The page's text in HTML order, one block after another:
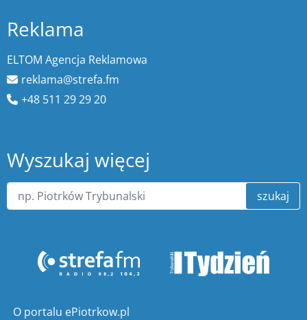
Reklama
ELTOM Agencja Reklamowa
reklama@strefa.fm
+48 511 29 29 20
Wyszukaj więcej
szukaj
O portalu ePiotrkow.pl